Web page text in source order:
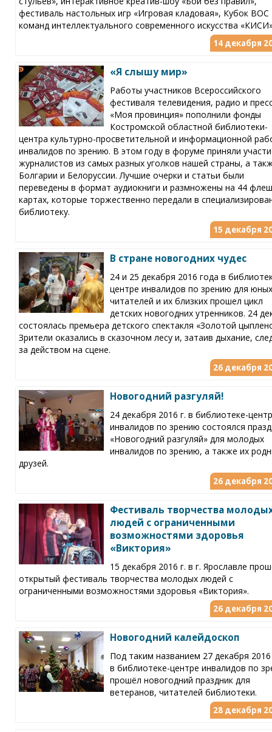
фестиваль настольных игр «Игровая кладовая», Кубок ВОС
команд интеллектуального современного искусства
14 декабря
«Я слышу мир»
Работы участников Всероссийского
фестиваля телевидения, радио и
«Моя провинция» пополнили фонды
Костромской областной библиотеки-
центра культурно-просветительной и информационной
инвалидов по зрению. В этом году в форуме приняли
журналистов из самых разных уголков нашей страны, а
Болгарии и Белоруссии. Лучшие очерки и статьи были
переведены в формат аудиокниги и размножены на 44
картах, которые торжественно передали в
библиотеку.
15 декабря
В стране новогодних чудес
24 и 25 декабря 2016 года в
центре инвалидов по зрению для юных
читателей и их близких прошел цикл
детских новогодних утренников. 24
состоялась премьера детского спектакля «Золотой
Зрители оказались в сказочном лесу и, затаив дыхание,
за действом на сцене.
26 декабря
Новогодний разгуляй!
24 декабря 2016 г. в библиотеке-
инвалидов по зрению состоялся
«Новогодний разгуляй» для молодых
инвалидов по зрению, а также их
друзей.
26 декабря
Фестиваль творчества
людей с ограниченными
возможностями здоровья
«Виктория»
15 декабря 2016 г. в г. Ярославле
открытый фестиваль творчества молодых людей с
ограниченными возможностями здоровья «Виктория».
26 декабря
Новогодний калейдоскоп
Под таким названием 27 декабря
в библиотеке-центре инвалидов по
прошёл новогодний праздник для
ветеранов, читателей библиотеки.
28 декабря